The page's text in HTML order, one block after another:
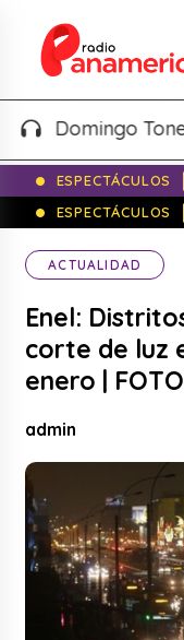
Domingo
ESPECTÁCULOS
ESPECTÁCULOS
ACTUALIDAD
Enel:
corte de luz
enero |
admin